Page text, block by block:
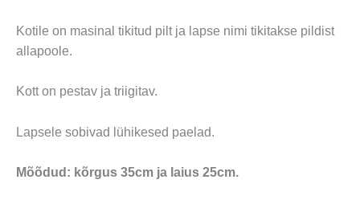
Kotile on masinal tikitud pilt ja lapse nimi tikitakse pildist
allapoole.
Kott on pestav ja triigitav.
Lapsele sobivad lühikesed paelad.
Mõõdud: kõrgus 35cm ja laius 25cm.